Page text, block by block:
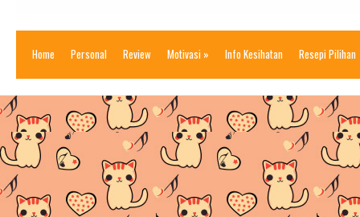
Home Personal Review Motivasi » Info Kesihatan Resepi Pilihan